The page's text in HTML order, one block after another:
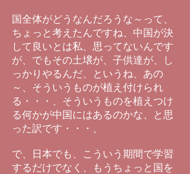
国全体がどうなんだろうな～って、
ちょっと考えたんですね、中国が決
して良いとは私、思ってないんです
が、でもその土壌が、子供達が、し
っかりやるんだ、というね、あの
～、そういうものが植え付けられ
る・・・、そういうものを植えつけ
る何かが中国にはあるのかな、と思
った訳です・・・、
で、日本でも、こういう期間で学習
するだけでなく、もうちょっと国を